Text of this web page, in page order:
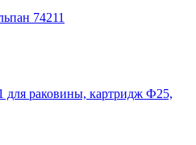
74211
для раковины, картридж Ф25,